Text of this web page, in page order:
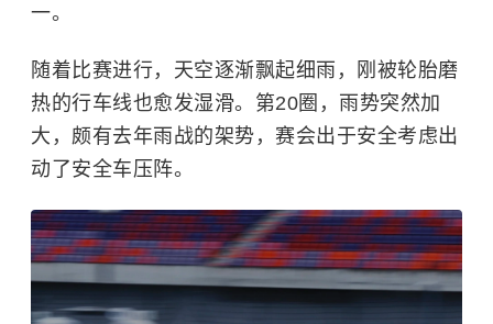
一。
随着比赛进行，天空逐渐飘起细雨，刚被轮胎磨
热的行车线也愈发湿滑。第20圈，雨势突然加
大，颇有去年雨战的架势，赛会出于安全考虑出
动了安全车压阵。